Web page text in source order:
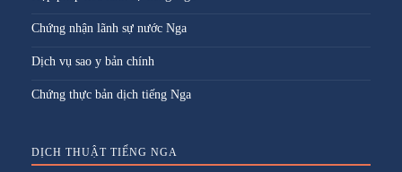
Chứng nhận lãnh sự nước Nga
Dịch vụ sao y bản chính
Chứng thực bản dịch tiếng Nga
DỊCH THUẬT TIẾNG NGA